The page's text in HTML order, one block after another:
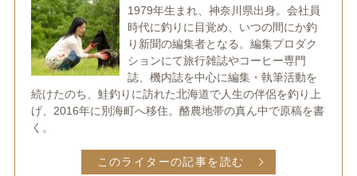
1979年生まれ、神奈川県出身。会社員
時代に釣りに目覚め、いつの間にか釣
り新聞の編集者となる。編集プロダク
ションにて旅行雑誌やコーヒー専門
誌、機内誌を中心に編集・執筆活動を
続けたのち、鮭釣りに訪れた北海道で人生の伴侶を釣り上
げ、2016年に別海町へ移住。酪農地帯の真ん中で原稿を書
く。
このライターの記事を読む